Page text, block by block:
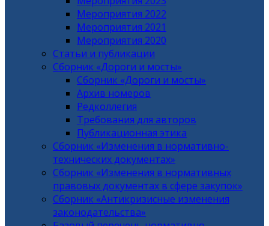
Мероприятия 2022
Мероприятия 2021
Мероприятия 2020
Статьи и публикации
Сборник «Дороги и мосты»
Сборник «Дороги и мосты»
Архив номеров
Редколлегия
Требования для авторов
Публикационная этика
Сборник «Изменения в нормативно-
технических документах»
Сборник «Изменения в нормативных
правовых документах в сфере закупок»
Сборник «Антикризисные изменения
законодательства»